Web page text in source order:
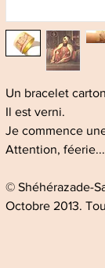
Un bracelet
Il est verni.
Je commence
Attention, féerie...
© Shéhérazade-
Octobre 2013.